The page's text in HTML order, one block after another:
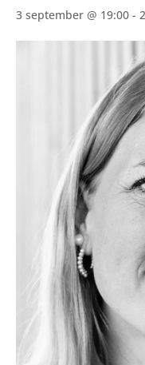
3 september @ 19:00 -